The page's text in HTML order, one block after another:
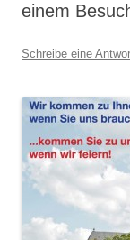
einem
Schreibe eine